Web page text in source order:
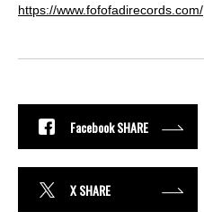
https://www.fofofadirecords.com/
Facebook SHARE
X SHARE